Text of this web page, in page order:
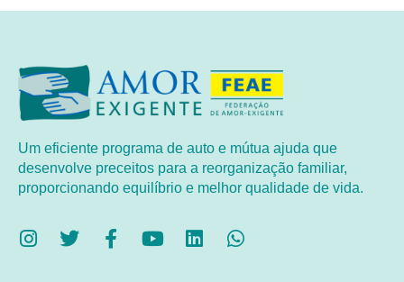
Um eficiente programa de auto e mútua ajuda que
desenvolve preceitos para a reorganização familiar,
proporcionando equilíbrio e melhor qualidade de vida.